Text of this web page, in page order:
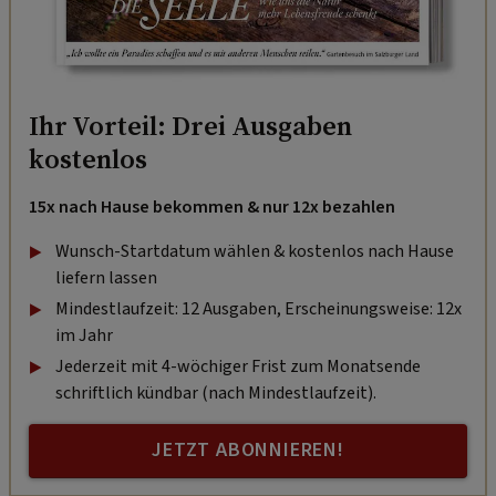
Ihr Vorteil: Drei Ausgaben
kostenlos
15x nach Hause bekommen & nur 12x bezahlen
Wunsch-Startdatum wählen & kostenlos nach Hause
liefern lassen
Mindestlaufzeit: 12 Ausgaben, Erscheinungsweise: 12x
im Jahr
Jederzeit mit 4-wöchiger Frist zum Monatsende
schriftlich kündbar (nach Mindestlaufzeit).
JETZT ABONNIEREN!